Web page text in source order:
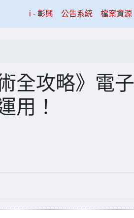
i - 彰興(current)
公告系統 檔案資源
全攻略》電子
用！